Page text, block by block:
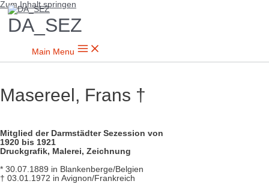
Zum Inhalt springen
DA_SEZ
Main Menu
Masereel, Frans †
Mitglied der Darmstädter Sezession von
1920 bis 1921
Druckgrafik, Malerei, Zeichnung
* 30.07.1889 in Blankenberge/Belgien
† 03.01.1972 in Avignon/Frankreich